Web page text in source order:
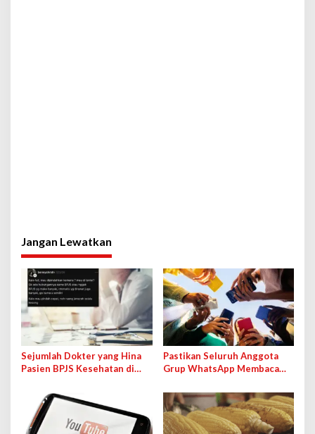
Jangan Lewatkan
Sejumlah Dokter yang Hina
Pasien BPJS Kesehatan di
Pastikan Seluruh Anggota
Grup WhatsApp Membaca